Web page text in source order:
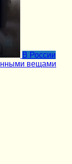
В России
вещами